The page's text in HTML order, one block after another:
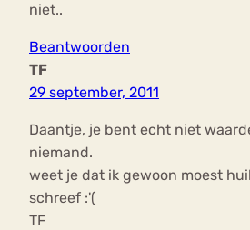
niet..
Beantwoorden
TF
29 september, 2011
Daantje, je bent echt niet
niemand.
weet je dat ik gewoon moest
schreef :'(
TF